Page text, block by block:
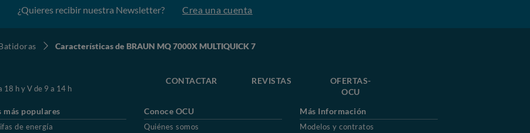
¿Quieres recibir nuestra Newsletter? Crea una cuenta
Características de BRAUN MQ 7000X MULTIQUICK 7
18 h y V de 9 a 14 h
CONTACTAR REVISTAS
OFERTAS-
OCU
más populares
de energía
Conoce OCU
Quiénes somos
Más Información
Modelos y contratos